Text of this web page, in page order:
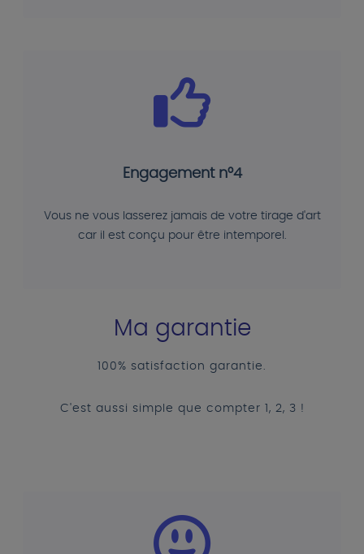
Engagement n°4
Vous ne vous lasserez jamais de votre tirage d'art
car il est conçu pour être intemporel.
Ma garantie
100% satisfaction garantie.
C'est aussi simple que compter 1, 2, 3 !